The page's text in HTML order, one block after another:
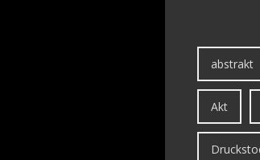
abstrakt
Akt